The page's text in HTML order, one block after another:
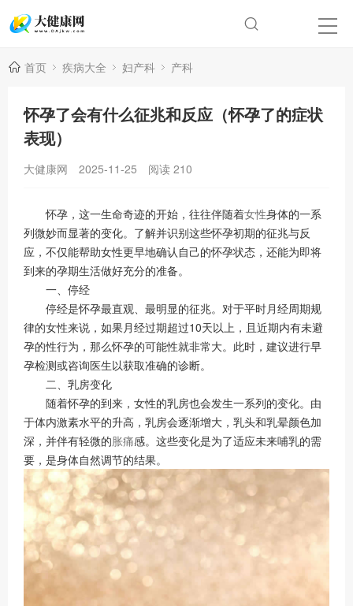
首页 疾病大全 妇产科 产科
怀孕了会有什么征兆和反应（怀孕了的症状
表现）
大健康网 2025-11-25 阅读 210
怀孕，这一生命奇迹的开始，往往伴随着女性身体的一系
列微妙而显著的变化。了解并识别这些怀孕初期的征兆与反
应，不仅能帮助女性更早地确认自己的怀孕状态，还能为即将
到来的孕期生活做好充分的准备。
一、停经
停经是怀孕最直观、最明显的征兆。对于平时月经周期规
律的女性来说，如果月经过期超过10天以上，且近期内有未避
孕的性行为，那么怀孕的可能性就非常大。此时，建议进行早
孕检测或咨询医生以获取准确的诊断。
二、乳房变化
随着怀孕的到来，女性的乳房也会发生一系列的变化。由
于体内激素水平的升高，乳房会逐渐增大，乳头和乳晕颜色加
深，并伴有轻微的胀痛感。这些变化是为了适应未来哺乳的需
要，是身体自然调节的结果。